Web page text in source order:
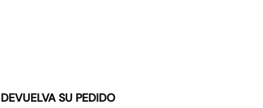
DEVUELVA SU PEDIDO